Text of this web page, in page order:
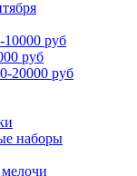
10000 руб
руб
20000 руб
наборы